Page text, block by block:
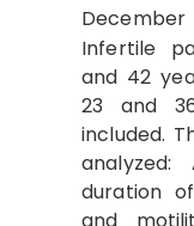
December
Infertile
and 42
23 and
included.
duration
and